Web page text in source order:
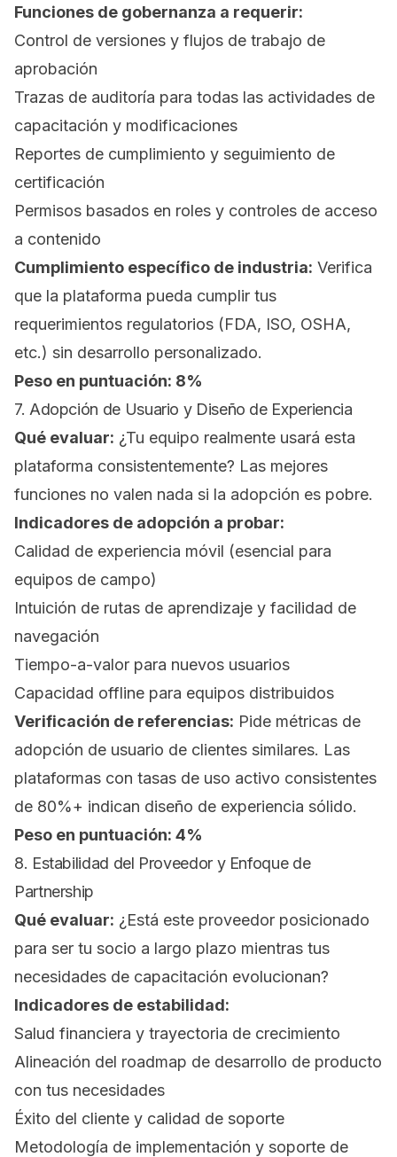
Funciones de gobernanza a requerir:
Control de versiones y flujos de trabajo de
aprobación
Trazas de auditoría para todas las actividades de
capacitación y modificaciones
Reportes de cumplimiento y seguimiento de
certificación
Permisos basados en roles y controles de acceso
a contenido
Cumplimiento específico de industria: Verifica
que la plataforma pueda cumplir tus
requerimientos regulatorios (FDA, ISO, OSHA,
etc.) sin desarrollo personalizado.
Peso en puntuación: 8%
7. Adopción de Usuario y Diseño de Experiencia
Qué evaluar: ¿Tu equipo realmente usará esta
plataforma consistentemente? Las mejores
funciones no valen nada si la adopción es pobre.
Indicadores de adopción a probar:
Calidad de experiencia móvil (esencial para
equipos de campo)
Intuición de rutas de aprendizaje y facilidad de
navegación
Tiempo-a-valor para nuevos usuarios
Capacidad offline para equipos distribuidos
Verificación de referencias: Pide métricas de
adopción de usuario de clientes similares. Las
plataformas con tasas de uso activo consistentes
de 80%+ indican diseño de experiencia sólido.
Peso en puntuación: 4%
8. Estabilidad del Proveedor y Enfoque de
Partnership
Qué evaluar: ¿Está este proveedor posicionado
para ser tu socio a largo plazo mientras tus
necesidades de capacitación evolucionan?
Indicadores de estabilidad:
Salud financiera y trayectoria de crecimiento
Alineación del roadmap de desarrollo de producto
con tus necesidades
Éxito del cliente y calidad de soporte
Metodología de implementación y soporte de